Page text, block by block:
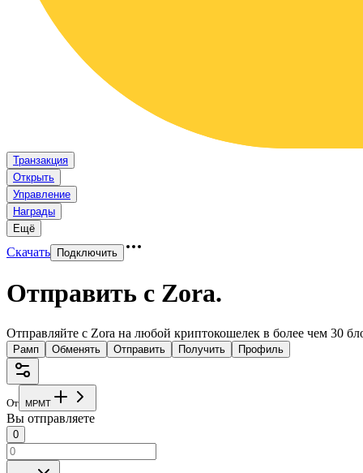
Транзакция
Открыть
Управление
Награды
Ещё
Скачать Подключить
Отправить с Zora.
Отправляйте с Zora на любой криптокошелек в более чем 30
Рамп Обменять Отправить Получить Профиль
От MPMT
Вы отправляете
0